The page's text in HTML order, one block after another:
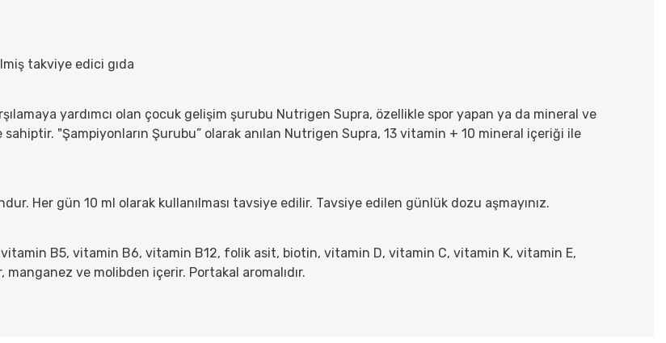
takviye edici gıda
yardımcı olan çocuk gelişim şurubu Nutrigen Supra, özellikle spor yapan ya da mineral ve
"Şampiyonların Şurubu” olarak anılan Nutrigen Supra, 13 vitamin + 10 mineral içeriği ile
Her gün 10 ml olarak kullanılması tavsiye edilir. Tavsiye edilen günlük dozu aşmayınız.
B5, vitamin B6, vitamin B12, folik asit, biotin, vitamin D, vitamin C, vitamin K, vitamin E,
ve molibden içerir. Portakal aromalıdır.